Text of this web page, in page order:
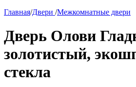
Главная/Двери /Межкомнатные двери
Дверь Олови
золотистый,
стекла